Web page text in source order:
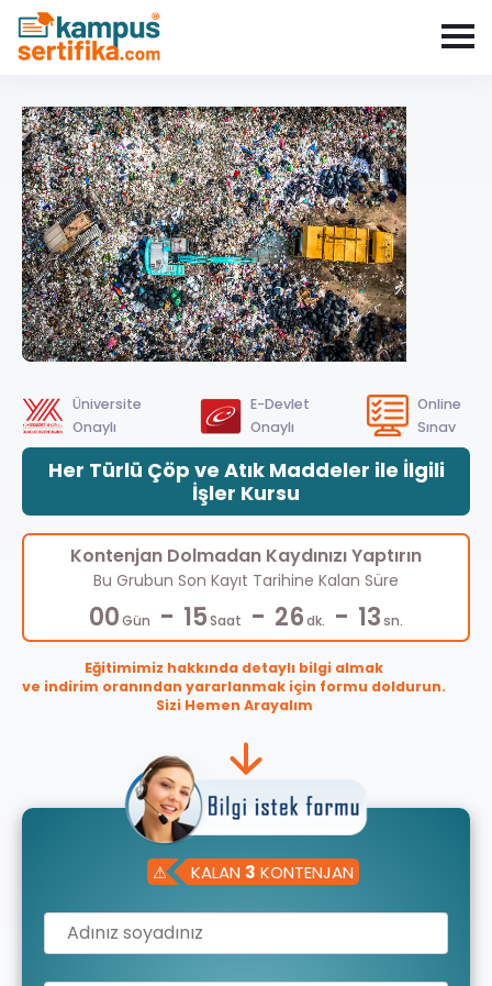
Üniversite
Onaylı
E-Devlet
Onaylı
Online
Sınav
Her Türlü Çöp ve Atık Maddeler ile İlgili
İşler Kursu
Kontenjan Dolmadan Kaydınızı Yaptırın
Bu Grubun Son Kayıt Tarihine Kalan Süre
00Gün - 15Saat - 26dk. - 12sn.
Eğitimimiz hakkında detaylı bilgi almak
ve indirim oranından yararlanmak için formu doldurun.
Sizi Hemen Arayalım
⚠ KALAN 3 KONTENJAN